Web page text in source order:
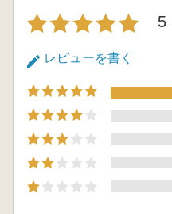
5
レビューを書く